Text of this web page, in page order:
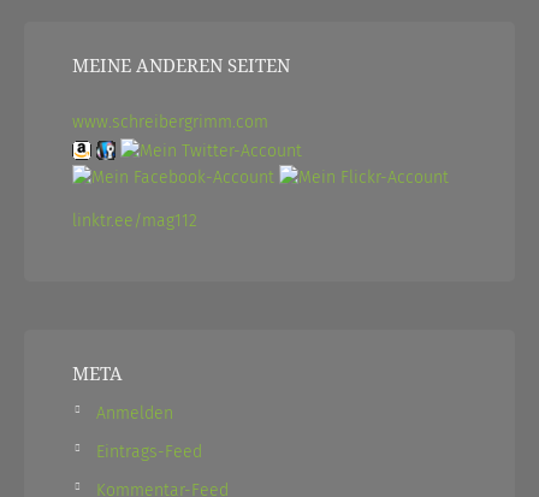
MEINE ANDEREN SEITEN
www.schreibergrimm.com
linktr.ee/mag112
META
Anmelden
Eintrags-Feed
Kommentar-Feed